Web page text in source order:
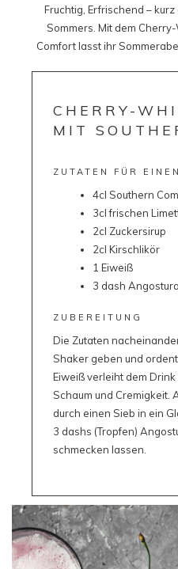
Fruchtig, Erfrischend –
Sommers. Mit dem
Comfort lasst ihr
CHERRY-
MIT
ZUTATEN FÜR
4cl Southern
3cl frischen
2cl Zuckersirup
2cl Kirschlikör
1 Eiweiß
3 dash
ZUBEREITUNG
Die Zutaten
Shaker geben und
Eiweiß verleiht dem
Schaum und Cremigkeit.
durch einen Sieb in ein
3 dashs (Tropfen)
schmecken lassen.